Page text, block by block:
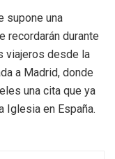
supone una
recordarán durante
viajeros desde la
a Madrid, donde
una cita que ya
Iglesia en España.